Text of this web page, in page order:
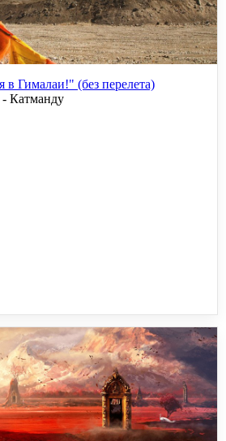
в Гималаи!" (без перелета)
- Катманду